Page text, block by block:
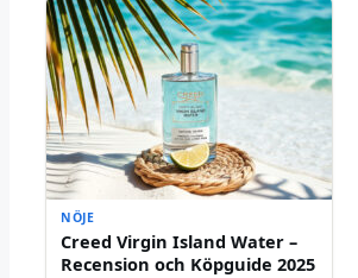
NÖJE
Creed Virgin Island Water –
Recension och Köpguide 2025